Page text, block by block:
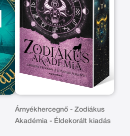
Árnyékhercegnő - Zodiákus
Akadémia - Éldekorált kiadás